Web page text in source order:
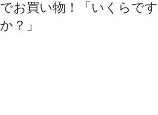
でお買い物！「いくらです
か？」